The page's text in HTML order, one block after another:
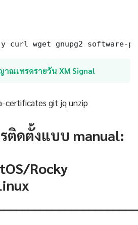
wget gnupg2 software-
ณเทรดรายวัน XM Signal
git jq unzip
ติดตั้งแบบ manual:
Rocky